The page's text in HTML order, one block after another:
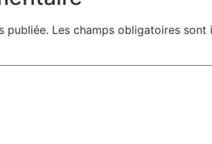
publiée. Les champs obligatoires sont